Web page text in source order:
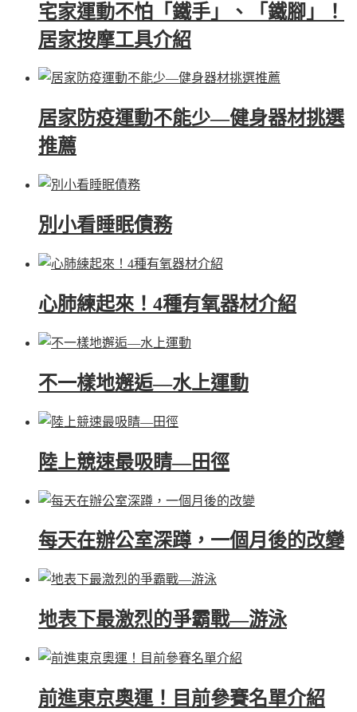
宅家運動不怕「鐵手」、「鐵腳」！
居家按摩工具介紹
居家防疫運動不能少—健身器材挑選
推薦
別小看睡眠債務
心肺練起來！4種有氧器材介紹
不一樣地邂逅—水上運動
陸上競速最吸睛—田徑
每天在辦公室深蹲，一個月後的改變
地表下最激烈的爭霸戰—游泳
前進東京奧運！目前參賽名單介紹